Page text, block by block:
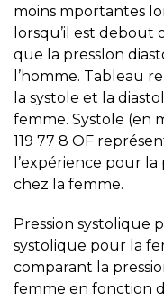
moins mportantes
lorsqu’il est
que la presslon
l’homme. Tableau
la systole et la
femme. Systole (en
119 77 8 OF
l’expérience pour
chez la femme.
Pression systolique
systolique pour la
comparant la
femme en fonction